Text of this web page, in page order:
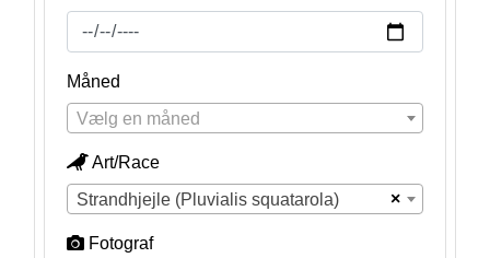
Måned
Vælg en måned
Art/Race
×
Strandhjejle (Pluvialis squatarola)
Fotograf